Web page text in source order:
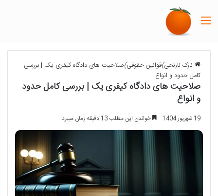
نازک نارنجی)قوانین حقوقی)صلاحیت های دادگاه کیفری یک | بررسی
کامل حدود و انواع
صلاحیت های دادگاه کیفری یک | بررسی کامل حدود
و انواع
19 شهریور 1404 خواندن این مطلب 13 دقیقه زمان میبرد